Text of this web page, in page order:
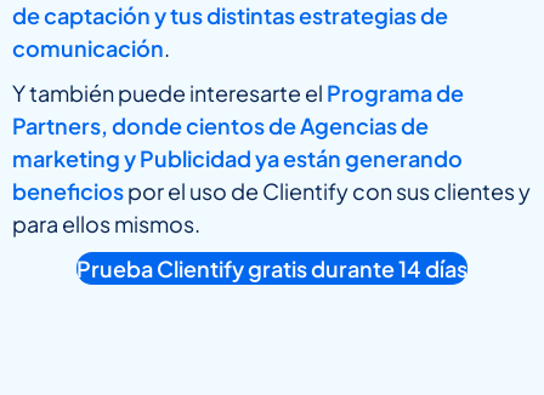
de captación y tus distintas estrategias de
comunicación.
Y también puede interesarte el Programa de
Partners, donde cientos de Agencias de
marketing y Publicidad ya están generando
beneficiospor el uso de Clientify con sus clientes y
para ellos mismos.
Prueba Clientify gratis durante 14 días